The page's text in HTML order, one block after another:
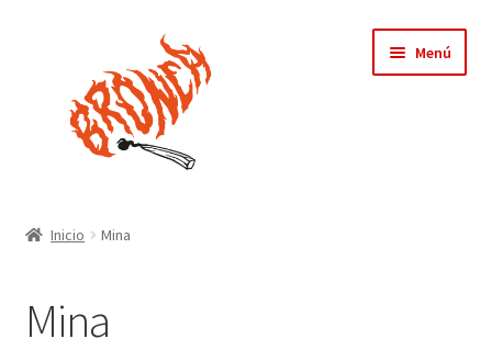
navegación
contenido
Menú
Tienda
Inicio Mina
Mina